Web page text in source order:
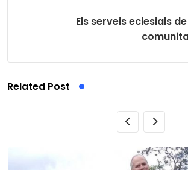
Els serveis eclesials
Related Post